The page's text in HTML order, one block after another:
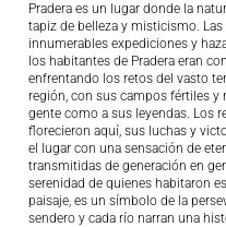
Pradera es un lugar donde la
tapiz de belleza y misticismo.
innumerables expediciones y
los habitantes de Pradera eran
enfrentando los retos del vasto
región, con sus campos fértiles y
gente como a sus leyendas. Los
florecieron aquí, sus luchas y
el lugar con una sensación de
transmitidas de generación en
serenidad de quienes habitaron
paisaje, es un símbolo de la
sendero y cada río narran una